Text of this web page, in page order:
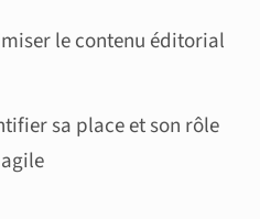
le contenu éditorial
sa place et son rôle